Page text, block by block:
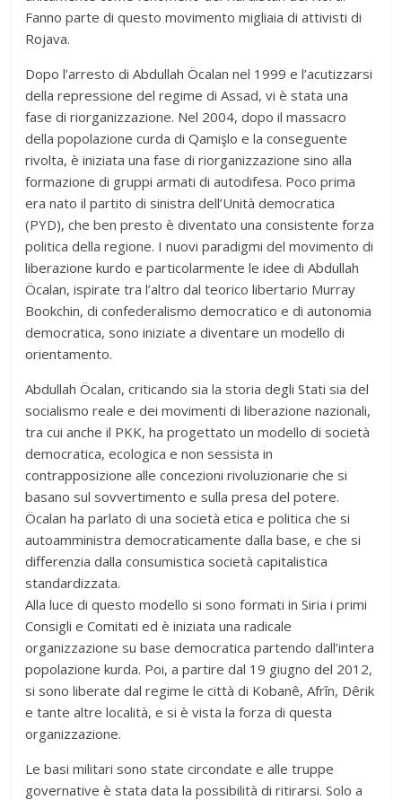
Fanno parte di questo movimento migliaia di attivisti di
Rojava.
Dopo l’arresto di Abdullah Öcalan nel 1999 e l’acutizzarsi
della repressione del regime di Assad, vi è stata una
fase di riorganizzazione. Nel 2004, dopo il massacro
della popolazione curda di Qamişlo e la conseguente
rivolta, è iniziata una fase di riorganizzazione sino alla
formazione di gruppi armati di autodifesa. Poco prima
era nato il partito di sinistra dell’Unità democratica
(PYD), che ben presto è diventato una consistente forza
politica della regione. I nuovi paradigmi del movimento di
liberazione kurdo e particolarmente le idee di Abdullah
Öcalan, ispirate tra l’altro dal teorico libertario Murray
Bookchin, di confederalismo democratico e di autonomia
democratica, sono iniziate a diventare un modello di
orientamento.
Abdullah Öcalan, criticando sia la storia degli Stati sia del
socialismo reale e dei movimenti di liberazione nazionali,
tra cui anche il PKK, ha progettato un modello di società
democratica, ecologica e non sessista in
contrapposizione alle concezioni rivoluzionarie che si
basano sul sovvertimento e sulla presa del potere.
Öcalan ha parlato di una società etica e politica che si
autoamministra democraticamente dalla base, e che si
differenzia dalla consumistica società capitalistica
standardizzata.
Alla luce di questo modello si sono formati in Siria i primi
Consigli e Comitati ed è iniziata una radicale
organizzazione su base democratica partendo dall’intera
popolazione kurda. Poi, a partire dal 19 giugno del 2012,
si sono liberate dal regime le città di Kobanê, Afrîn, Dêrik
e tante altre località, e si è vista la forza di questa
organizzazione.
Le basi militari sono state circondate e alle truppe
governative è stata data la possibilità di ritirarsi. Solo a